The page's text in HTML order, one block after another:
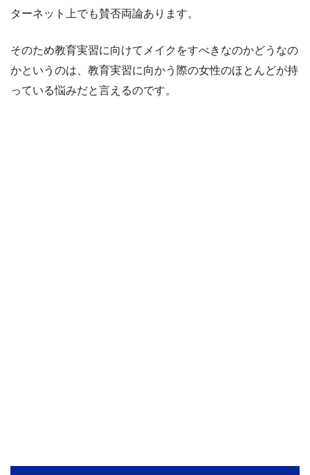
ターネット上でも賛否両論あります。
そのため教育実習に向けてメイクをすべきなのかどうなの
かというのは、教育実習に向かう際の女性のほとんどが持
っている悩みだと言えるのです。